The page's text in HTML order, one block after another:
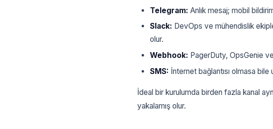
Telegram: Anlık mesaj; mobil
Slack: DevOps ve mühendislik
olur.
Webhook: PagerDuty, OpsGenie
SMS: İnternet bağlantısı olmasa bile
İdeal bir kurulumda birden fazla kanal
yakalamış olur.